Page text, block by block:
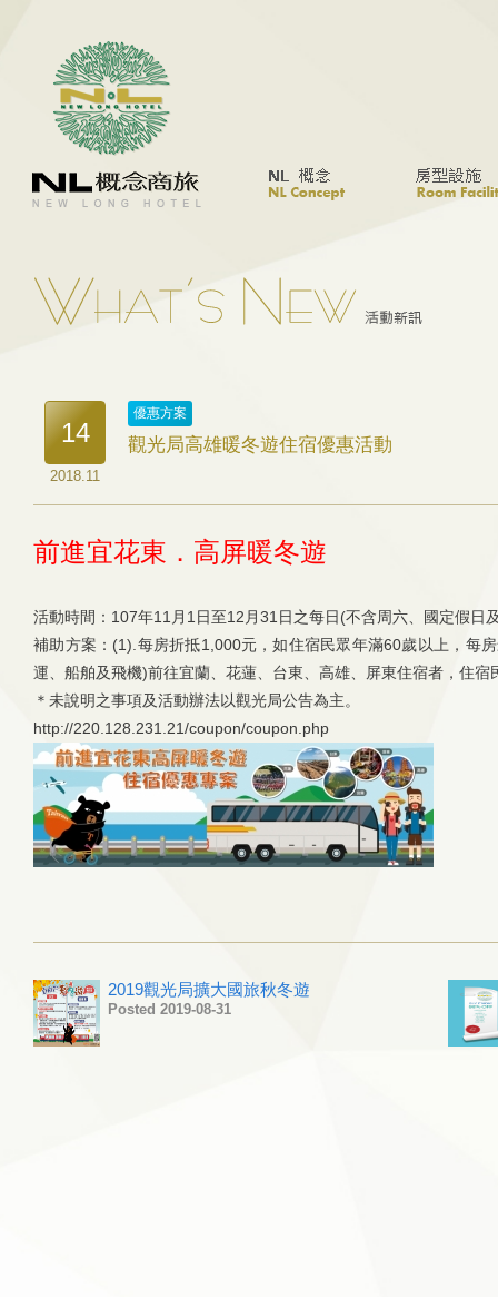
14
2018.11
優惠方案
觀光局高雄暖冬遊住宿優惠活動
前進宜花東．高屏暖冬遊
活動時間：107年11月1日至12月31日之每日(不含周六、國定假日
補助方案：(1).每房折抵1,000元，如住宿民眾年滿60歲以上，每
運、船舶及飛機)前往宜蘭、花蓮、台東、高雄、屏東住宿者，住
＊未說明之事項及活動辦法以觀光局公告為主。
http://220.128.231.21/coupon/coupon.php
2019觀光局擴大國旅秋冬遊
Posted 2019-08-31